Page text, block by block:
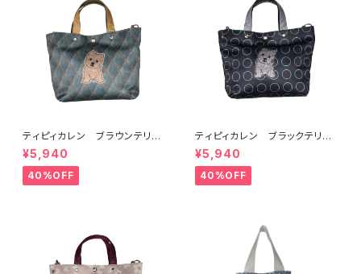
ティピィカレン ブラウンテリア
2WAYミニトートバッグ
¥5,940
40%OFF
ティピィカレン ブラックテリア2
WAYミニトートバッグ
¥5,940
40%OFF